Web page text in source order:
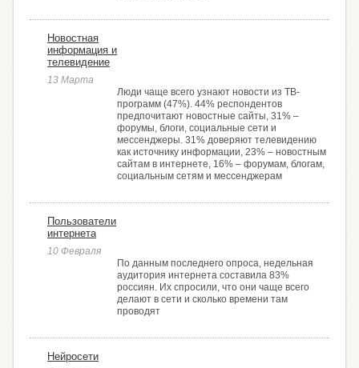
Новостная
информация и
телевидение
13 Марта
Люди чаще всего узнают новости из ТВ-
программ (47%). 44% респондентов
предпочитают новостные сайты, 31% –
форумы, блоги, социальные сети и
мессенджеры. 31% доверяют телевидению
как источнику информации, 23% – новостным
сайтам в интернете, 16% – форумам, блогам,
социальным сетям и мессенджерам
Пользователи
интернета
10 Февраля
По данным последнего опроса, недельная
аудитория интернета составила 83%
россиян. Их спросили, что они чаще всего
делают в сети и сколько времени там
проводят
Нейросети